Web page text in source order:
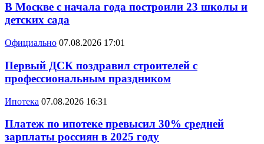
В Москве с начала года построили 23 школы и
детских сада
Официально 07.08.2026 17:01
Первый ДСК поздравил строителей с
профессиональным праздником
Ипотека 07.08.2026 16:31
Платеж по ипотеке превысил 30% средней
зарплаты россиян в 2025 году